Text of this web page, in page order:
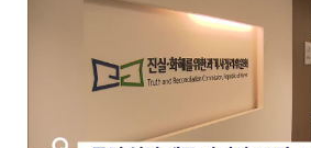
주의보가 내려졌습니다.
낮 체감온도도 33도 안팎까지 오를 전망입니다.